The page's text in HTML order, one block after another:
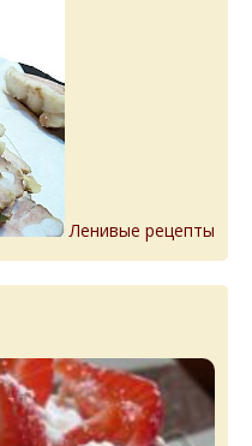
Ленивые рецепты